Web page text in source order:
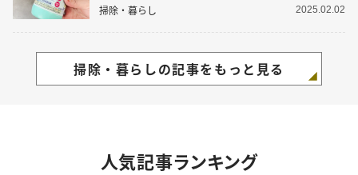
掃除・暮らし 2025.02.02
掃除・暮らしの記事をもっと見る
人気記事ランキング